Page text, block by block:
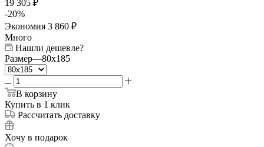
19 305 ₽
-20%
Экономия 3 860 ₽
Много
Нашли дешевле?
Размер—80x185
В корзину
Купить в 1 клик
Рассчитать доставку
Хочу в подарок